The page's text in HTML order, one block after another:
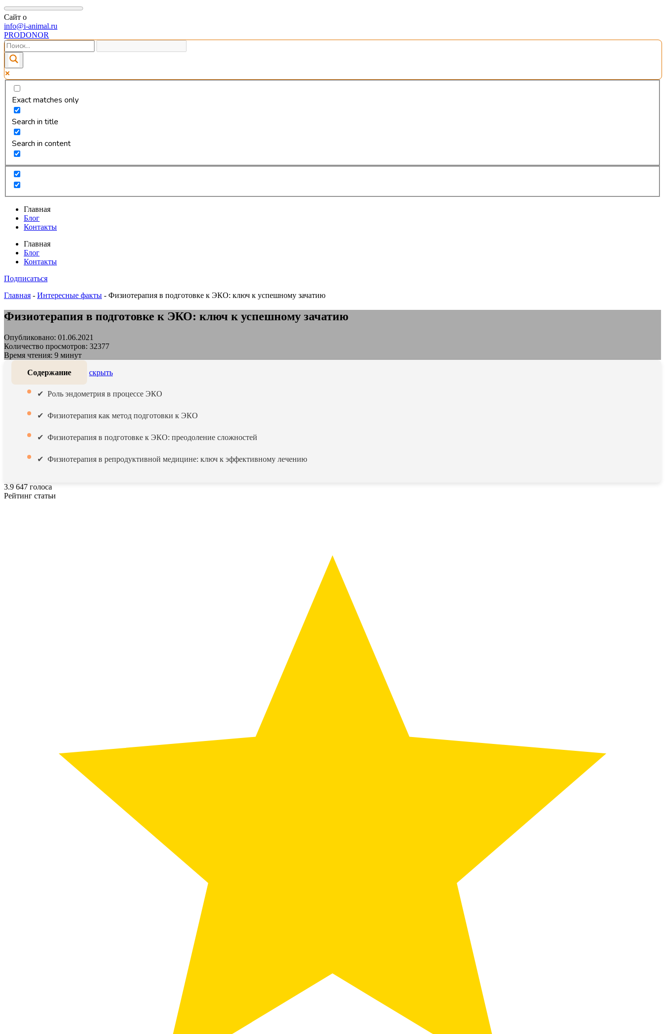
Сайт о
info@i-animal.ru
PRODONOR
Exact matches only
Search in title
Search in content
Главная
Блог
Контакты
Главная
Блог
Контакты
Подписаться
Главная - Интересные факты - Физиотерапия в подготовке к ЭКО: ключ к успешному зачатию
Физиотерапия в подготовке к ЭКО: ключ к успешному зачатию
Опубликовано: 01.06.2021
Количество просмотров: 32377
Время чтения: 9 минут
Содержание скрыть
Роль эндометрия в процессе ЭКО
Физиотерапия как метод подготовки к ЭКО
Физиотерапия в подготовке к ЭКО: преодоление сложностей
Физиотерапия в репродуктивной медицине: ключ к эффективному лечению
3.9 647 голоса
Рейтинг статьи